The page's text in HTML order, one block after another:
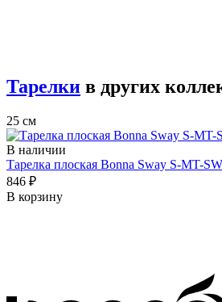
Тарелки в других
25 см
В наличии
Тарелка плоская Bonna Sway S-MT-
846 ₽
В корзину